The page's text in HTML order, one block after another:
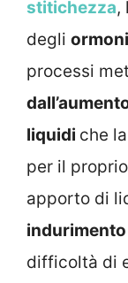
stitichezza,
degli ormoni
processi
liquidi che
per il
apporto di
difficoltà di